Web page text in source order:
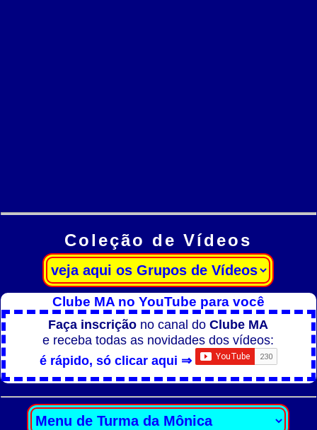
Coleção de Vídeos
Clube MA no YouTube para você
Faça inscrição no canal doClube MA
e receba todas as novidades dos vídeos:
é rápido, só clicar aqui ⇒